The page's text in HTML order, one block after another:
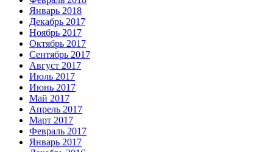
Январь 2018
Декабрь 2017
Ноябрь 2017
Октябрь 2017
Сентябрь 2017
Август 2017
Июль 2017
Июнь 2017
Май 2017
Апрель 2017
Март 2017
Февраль 2017
Январь 2017